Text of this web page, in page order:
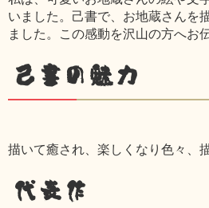
いました。己書で、お地蔵さんを
ました。この感動を沢山の方へお
己書の魅力
描いて癒され、楽しくなり色々、
代表作